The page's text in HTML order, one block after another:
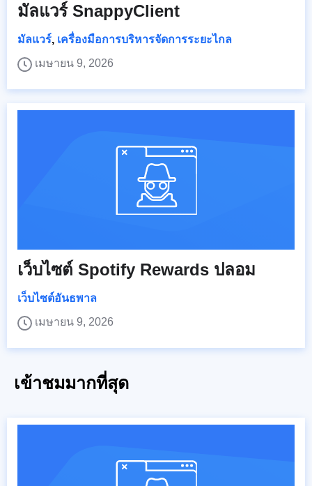
มัลแวร์ SnappyClient
มัลแวร์, เครื่องมือการบริหารจัดการระยะไกล
เมษายน 9, 2026
เว็บไซต์ Spotify Rewards ปลอม
เว็บไซต์อันธพาล
เมษายน 9, 2026
เข้าชมมากที่สุด